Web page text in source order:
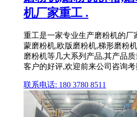
机厂家重工 .
重工是一家专业生产磨粉机的厂
蒙磨粉机,欧版磨粉机,梯形磨粉
磨粉机等几大系列产品,其产品
客户的好评,欢迎前来公司咨询考
联系电话: 180 3780 8511